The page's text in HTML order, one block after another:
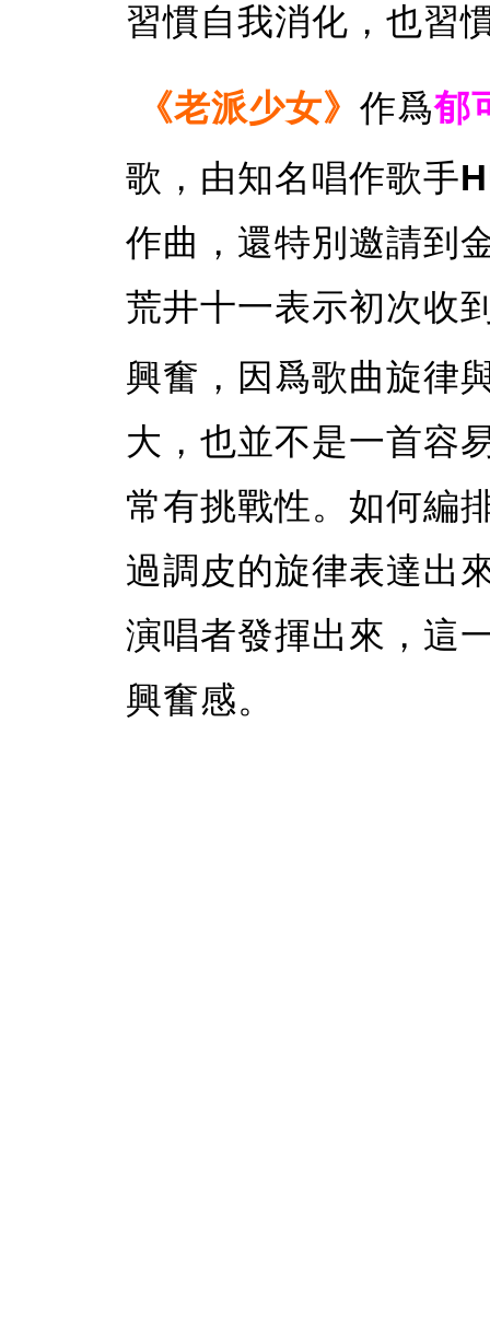
習慣自我消化，也習
《老派少女》 作爲郁
歌，由知名唱作歌手
作曲，還特別邀請到
荒井十一表示初次收
興奮，因爲歌曲旋律
大，也並不是一首容
常有挑戰性。如何編
過調皮的旋律表達出
演唱者發揮出來，這
興奮感。